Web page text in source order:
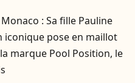
: Sa fille Pauline
iconique pose en maillot
marque Pool Position, le